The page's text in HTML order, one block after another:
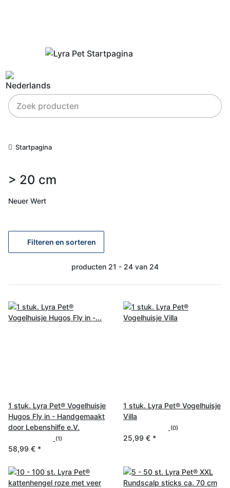
Startpagina
> 20 cm
Neuer Wert
Filteren en sorteren
producten 21 - 24 van 24
1 stuk. Lyra Pet® Vogelhuisje
Hugos Fly in - Handgemaakt
door Lebenshilfe e.V.
(1)
58,99 € *
1 stuk. Lyra Pet® Vogelhuisje
Villa
(0)
25,99 € *